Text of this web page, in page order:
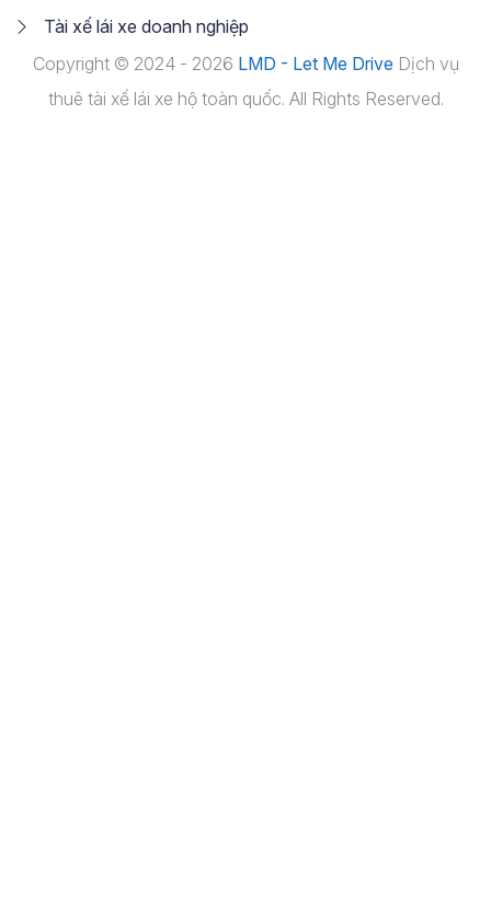
Tài xế lái xe doanh nghiệp
Copyright © 2024 - 2026 LMD - Let Me Drive Dịch vụ
thuê tài xế lái xe hộ toàn quốc. All Rights Reserved.